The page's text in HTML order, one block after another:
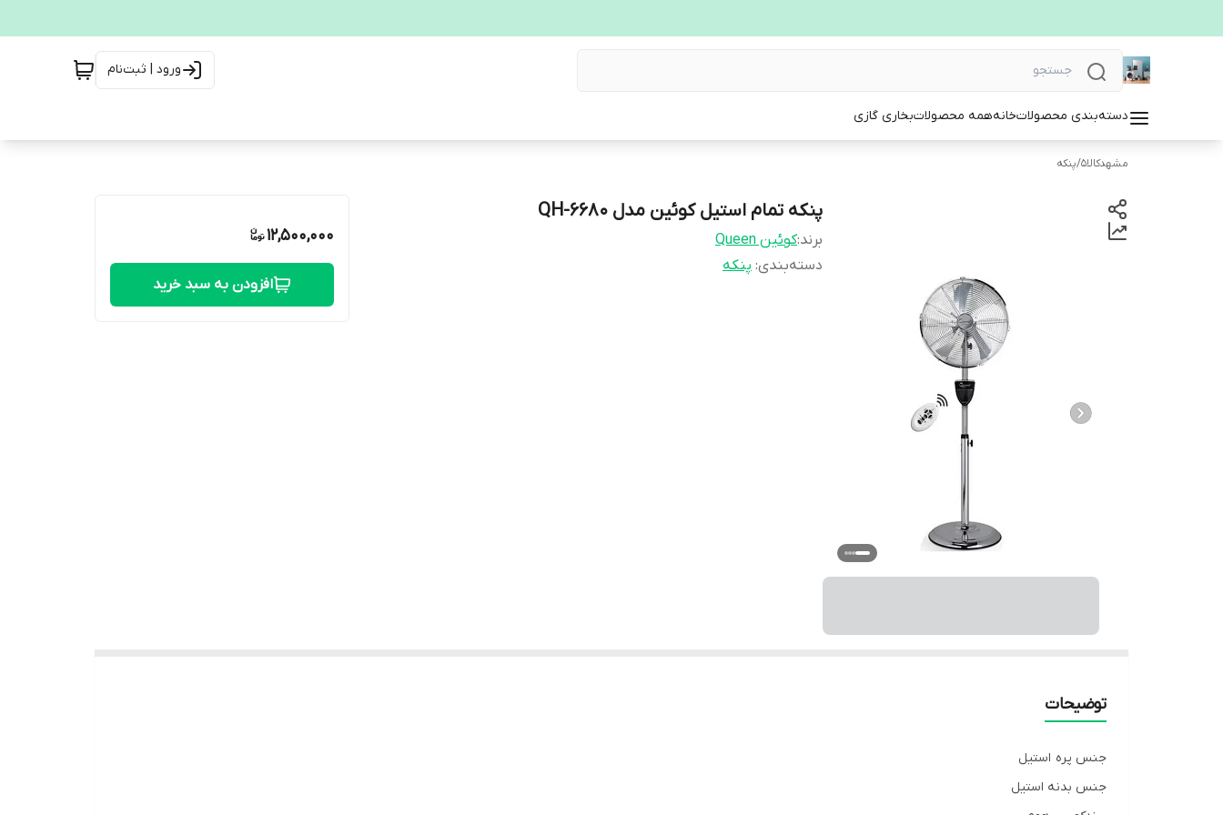
ورود | ثبت‌نام
دسته‌بندی محصولاتخانههمه محصولاتبخاری گازی
مشهدکالا5 /پنکه
پنکه تمام استیل کوئین مدل QH-6680
برند:کوئین Queen
دسته‌بندی: پنکه
12,500,000
افزودن به سبد خرید
توضیحات
جنس پره استیل
جنس بدنه استیل